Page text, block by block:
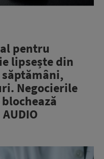
pentru
lipsește din
Negocierile